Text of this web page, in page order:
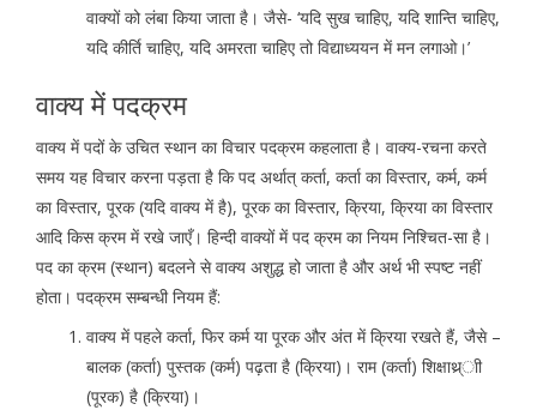
वाक्यों को लंबा किया जाता है। जैसे- ‘यदि सुख चाहिए, यदि शान्ति चाहिए,
यदि कीर्ति चाहिए, यदि अमरता चाहिए तो विद्याध्ययन में मन लगाओ।’
वाक्य में पदक्रम
वाक्य में पदों के उचित स्थान का विचार पदक्रम कहलाता है। वाक्य-रचना करते
समय यह विचार करना पड़ता है कि पद अर्थात् कर्ता, कर्ता का विस्तार, कर्म, कर्म
का विस्तार, पूरक (यदि वाक्य में है), पूरक का विस्तार, क्रिया, क्रिया का विस्तार
आदि किस क्रम में रखे जाएँ। हिन्दी वाक्यों में पद क्रम का नियम निश्चित-सा है।
पद का क्रम (स्थान) बदलने से वाक्य अशुद्ध हो जाता है और अर्थ भी स्पष्ट नहीं
होता। पदक्रम सम्बन्धी नियम हैं:
वाक्य में पहले कर्ता, फिर कर्म या पूरक और अंत में क्रिया रखते हैं, जैसे –
बालक (कर्ता) पुस्तक (कर्म) पढ़ता है (क्रिया)। राम (कर्ता) शिक्षाथ्र्ाी
(पूरक) है (क्रिया)।